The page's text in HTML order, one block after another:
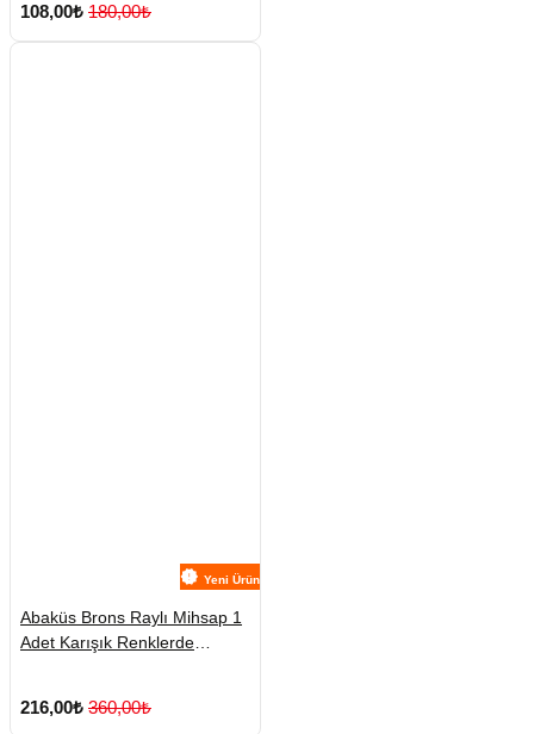
108,00₺ 180,00₺
Yeni Ürün
Abaküs Brons Raylı Mihsap 1
Adet Karışık Renklerde
216,00₺ 360,00₺